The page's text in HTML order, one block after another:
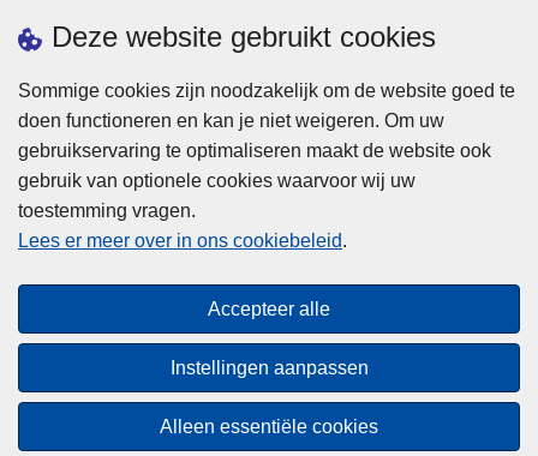
Deze website gebruikt cookies
Sommige cookies zijn noodzakelijk om de website goed te
doen functioneren en kan je niet weigeren. Om uw
gebruikservaring te optimaliseren maakt de website ook
gebruik van optionele cookies waarvoor wij uw
toestemming vragen.
Lees er meer over in ons cookiebeleid.
Accepteer alle
Instellingen aanpassen
Alleen essentiële cookies
Privacy
Cookies
Toegankelijkheid
© 2026 Politie.be